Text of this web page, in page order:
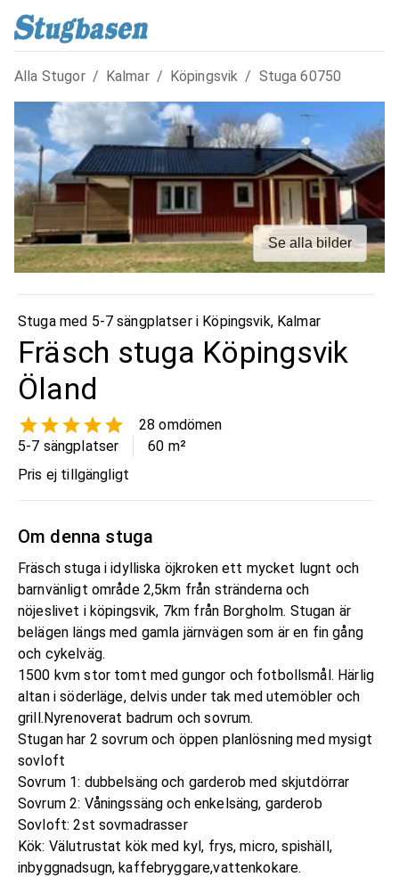
Alla Stugor / Kalmar / Köpingsvik / Stuga60750
Se alla bilder
Stuga med 5-7 sängplatser i Köpingsvik, Kalmar
Fräsch stuga Köpingsvik
Öland
28 omdömen
5-7 sängplatser
60 m²
Pris ej tillgängligt
Om denna stuga
Fräsch stuga i idylliska öjkroken ett mycket lugnt och
barnvänligt område 2,5km från stränderna och
nöjeslivet i köpingsvik, 7km från Borgholm. Stugan är
belägen längs med gamla järnvägen som är en fin gång
och cykelväg.
1500 kvm stor tomt med gungor och fotbollsmål. Härlig
altan i söderläge, delvis under tak med utemöbler och
grill.Nyrenoverat badrum och sovrum.
Stugan har 2 sovrum och öppen planlösning med mysigt
sovloft
Sovrum 1: dubbelsäng och garderob med skjutdörrar
Sovrum 2: Våningssäng och enkelsäng, garderob
Sovloft: 2st sovmadrasser
Kök: Välutrustat kök med kyl, frys, micro, spishäll,
inbyggnadsugn, kaffebryggare,vattenkokare.